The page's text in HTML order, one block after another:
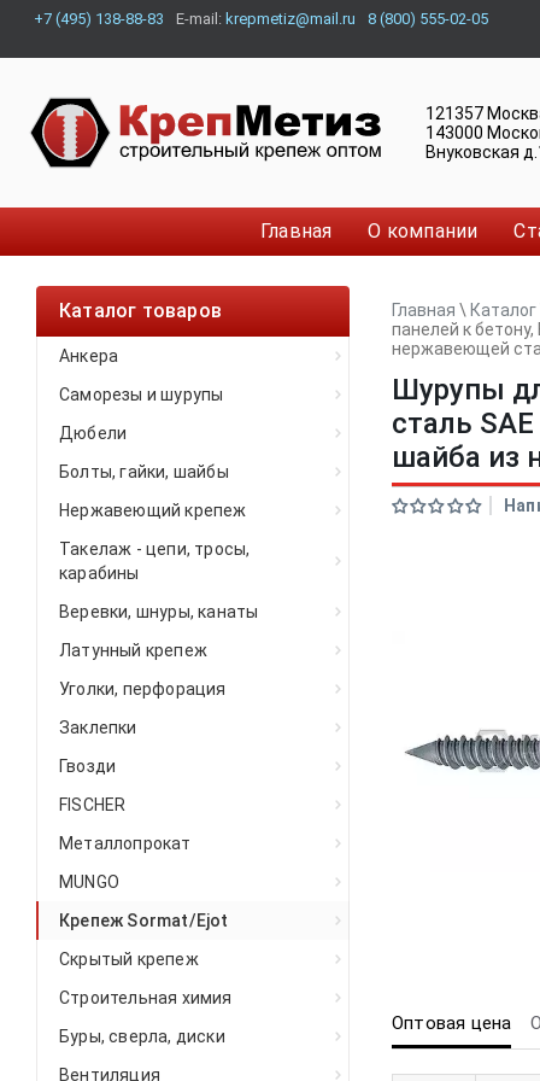
+7 (495) 138-88-83 E-mail: krepmetiz@mail.ru 8 (800) 555-02-05
121357
143000
Внуковская
Главная О компании
Каталог товаров
Анкера
Саморезы и шурупы
Дюбели
Болты, гайки, шайбы
Нержавеющий крепеж
Такелаж - цепи, тросы,
карабины
Веревки, шнуры, канаты
Латунный крепеж
Уголки, перфорация
Заклепки
Гвозди
FISCHER
Металлопрокат
MUNGO
Крепеж Sormat/Ejot
Скрытый крепеж
Строительная химия
Буры, сверла, диски
Вентиляция
Главная \ Каталог
панелей к
нержавеющей
Шурупы
сталь
шайба из
Оптовая цена